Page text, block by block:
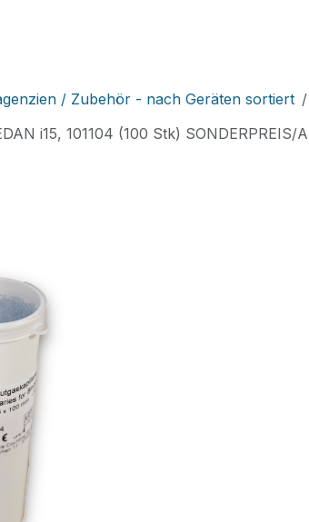
/ Zubehör - nach Geräten sortiert
i15, 101104 (100 Stk) SONDERPREIS/